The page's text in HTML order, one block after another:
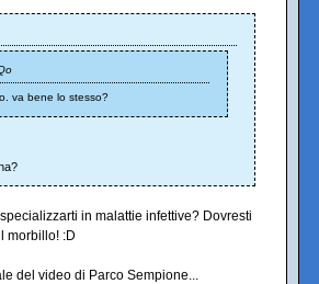
va bene lo stesso?
in malattie infettive? Dovresti
morbillo! :D
del video di Parco Sempione...